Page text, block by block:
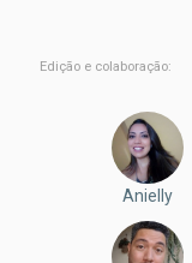
Edição e colaboração:
Anielly